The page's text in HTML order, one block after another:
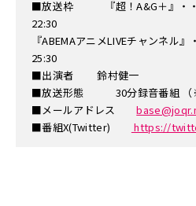
■放送枠 『超！A&G＋』・・
22:30
『ABEMAアニメLIVEチャンネル
25:30
■出演者 鈴村健一
■放送形態 30分録音番組 （※
■メールアドレス
■番組X(Twitter)
https://